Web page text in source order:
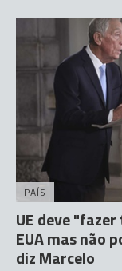
PAÍS
UE deve
EUA mas não
diz Marcelo